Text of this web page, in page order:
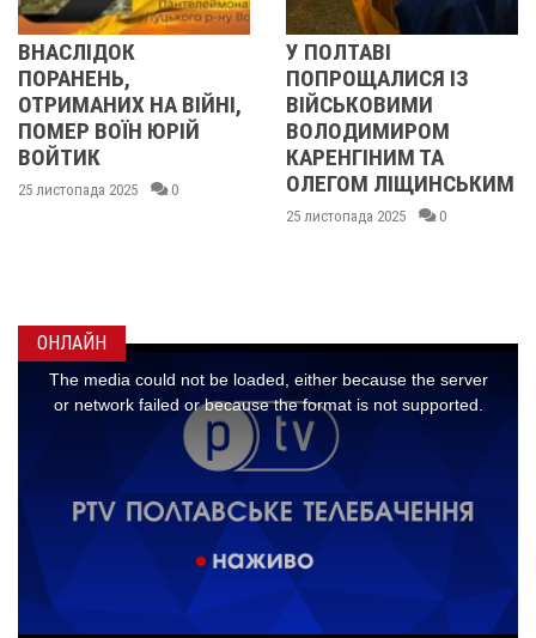
ВІЙНІ,
0
У ПОЛТАВІ
ПОПРОЩАЛИСЯ ІЗ
ВІЙСЬКОВИМИ
ВОЛОДИМИРОМ
КАРЕНГІНИМ ТА
ОЛЕГОМ ЛІЩИНСЬКИМ
0
БІЙЦЯМИ
ІВАЩЕНКОМ,
ДМИТРОМ
ОНЛАЙН